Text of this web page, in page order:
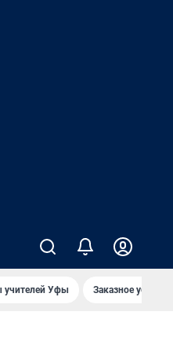
учителей Уфы Заказное